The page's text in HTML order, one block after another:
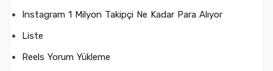
Instagram 1 Milyon Takipçi Ne Kadar Para Alıyor
Liste
Reels Yorum Yükleme